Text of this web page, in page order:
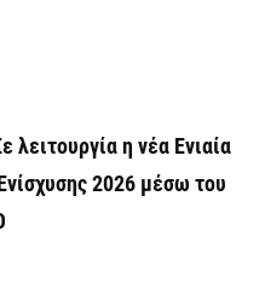
λειτουργία η νέα Ενιαία
2026 μέσω του